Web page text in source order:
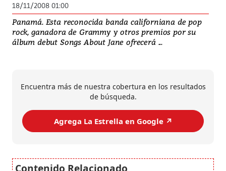
18/11/2008 01:00
Panamá. Esta reconocida banda californiana de pop
rock, ganadora de Grammy y otros premios por su
álbum debut Songs About Jane ofrecerá ...
Encuentra más de nuestra cobertura en los resultados
de búsqueda.
Agrega La Estrella en Google ↗️